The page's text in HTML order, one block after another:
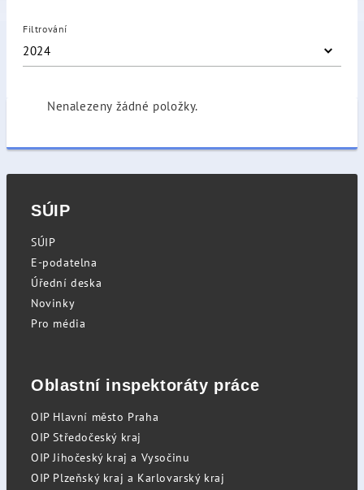
Filtrování
2024
Nenalezeny žádné položky.
SÚIP
SÚIP
E-podatelna
Úřední deska
Novinky
Pro média
Oblastní inspektoráty práce
OIP Hlavní město Praha
OIP Středočeský kraj
OIP Jihočeský kraj a Vysočinu
OIP Plzeňský kraj a Karlovarský kraj